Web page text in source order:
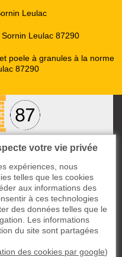
Leulac
Leulac 87290
poele à granules à la norme
87290
49
80
votre vie privée
expériences, nous
telles que les cookies
aux informations des
à ces technologies
des données telles que le
Les informations
du site sont partagées
des cookies par google)